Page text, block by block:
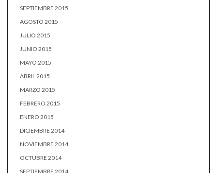
SEPTIEMBRE 2015
AGOSTO 2015
JULIO 2015
JUNIO 2015
MAYO 2015
ABRIL 2015
MARZO 2015
FEBRERO 2015
ENERO 2015
DICIEMBRE 2014
NOVIEMBRE 2014
OCTUBRE 2014
SEPTIEMBRE 2014